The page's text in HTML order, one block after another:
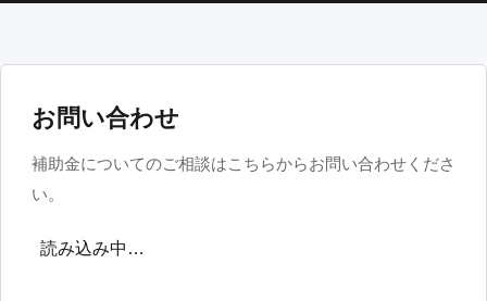
お問い合わせ
補助金についてのご相談はこちらからお問い合わせくださ
い。